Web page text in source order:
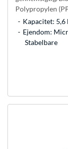
Polypropylen
Kapacitet:
Ejendom:
Stabelbare